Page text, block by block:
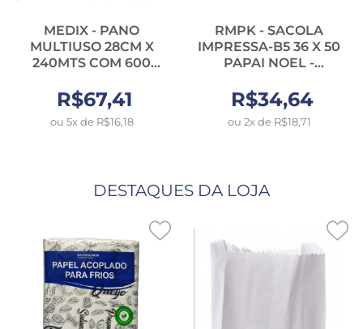
MEDIX - PANO
MULTIUSO 28CM X
240MTS COM 600
(8530)
R$67,41
ou 5x de R$16,18
RMPK - SACOLA
IMPRESSA-B5 36 X 50
PAPAI NOEL -
R$34,64
ou 2x de R$18,71
DESTAQUES DA LOJA